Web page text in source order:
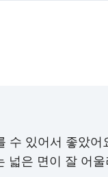
수 있어서 좋았어
넓은 면이 잘 어울